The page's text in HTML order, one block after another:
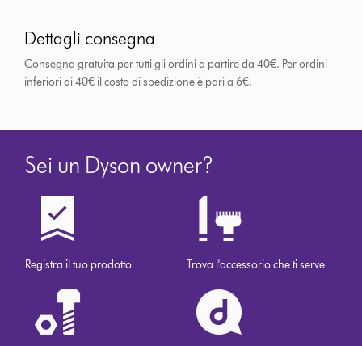
Dettagli consegna
Consegna gratuita per tutti gli ordini a partire da 40€. Per ordini
inferiori ai 40€ il costo di spedizione è pari a 6€.
Sei un Dyson owner?
Registra il tuo prodotto Trova l'accessorio che ti serve